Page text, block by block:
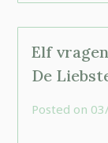
Elf
De
Posted on